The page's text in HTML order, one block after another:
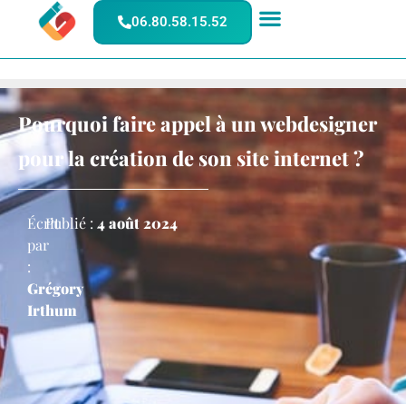
06.80.58.15.52
Pourquoi faire appel à un webdesigner
pour la création de son site internet ?
Écrit
par
:
Grégory
Irthum
Publié : 4 août 2024